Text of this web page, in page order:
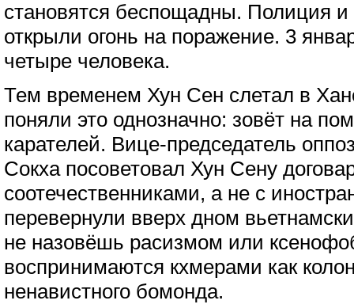
становятся беспощадны. Полиция и
открыли огонь на поражение. 3
четыре человека.
Тем временем Хун Сен слетал в
поняли это однозначно: зовёт на
карателей. Вице-председатель
Сокха посоветовал Хун Сену
соотечественниками, а не с
перевернули вверх дном
не назовёшь расизмом или
воспринимаются кхмерами как
ненавистного бомонда.